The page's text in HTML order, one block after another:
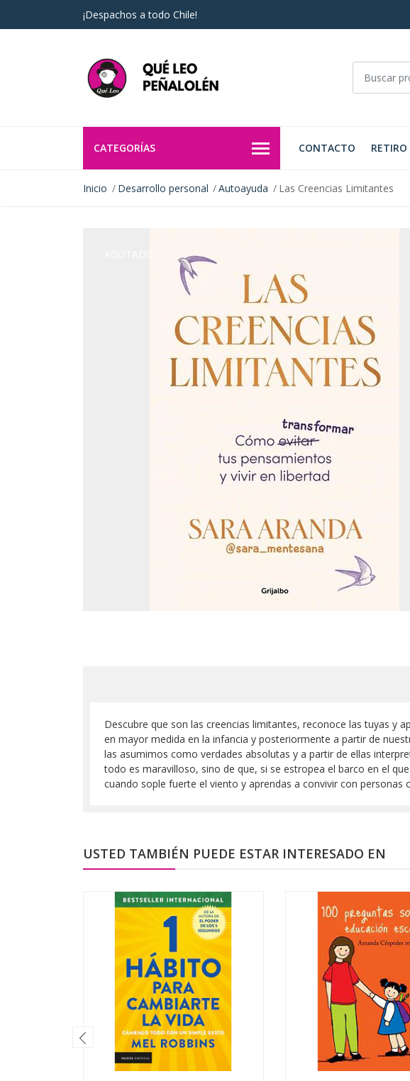
¡Despachos a todo Chile!
CATEGORÍAS CONTACTO
Inicio Desarrollo personal Autoayuda Las Creencias Limitantes
Descubre que son las creencias limitantes, reconoce las tuyas y
en mayor medida en la infancia y posteriormente a partir de
las asumimos como verdades absolutas y a partir de ellas
todo es maravilloso, sino de que, si se estropea el barco en el
cuando sople fuerte el viento y aprendas a convivir con personas
USTED TAMBIÉN PUEDE ESTAR INTERESADO EN